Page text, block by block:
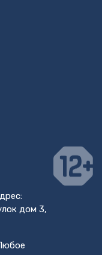
дом 3,